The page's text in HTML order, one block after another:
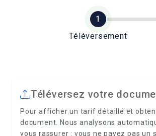
Téléversement
Téléversez votre
Pour afficher un tarif détaillé et
document. Nous analysons
vous rassurer : vous ne payez pas un